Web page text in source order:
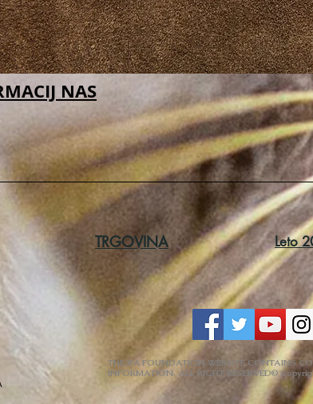
NAS
TRGOVINA Leto
THE IFA FOUNDATION WEBSITE CONTAINS
INFORMATION. ALL RIGHT RESERVED©